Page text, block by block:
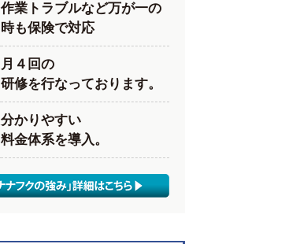
作業トラブルなど万が一の
時も保険で対応
月４回の
研修を行なっております。
分かりやすい
料金体系を導入。